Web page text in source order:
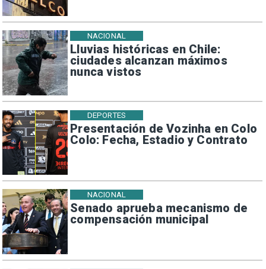
Lluvias históricas en Chile:
ciudades alcanzan máximos
nunca vistos
NACIONAL
Presentación de Vozinha en Colo
Colo: Fecha, Estadio y Contrato
DEPORTES
Senado aprueba mecanismo de
compensación municipal
NACIONAL